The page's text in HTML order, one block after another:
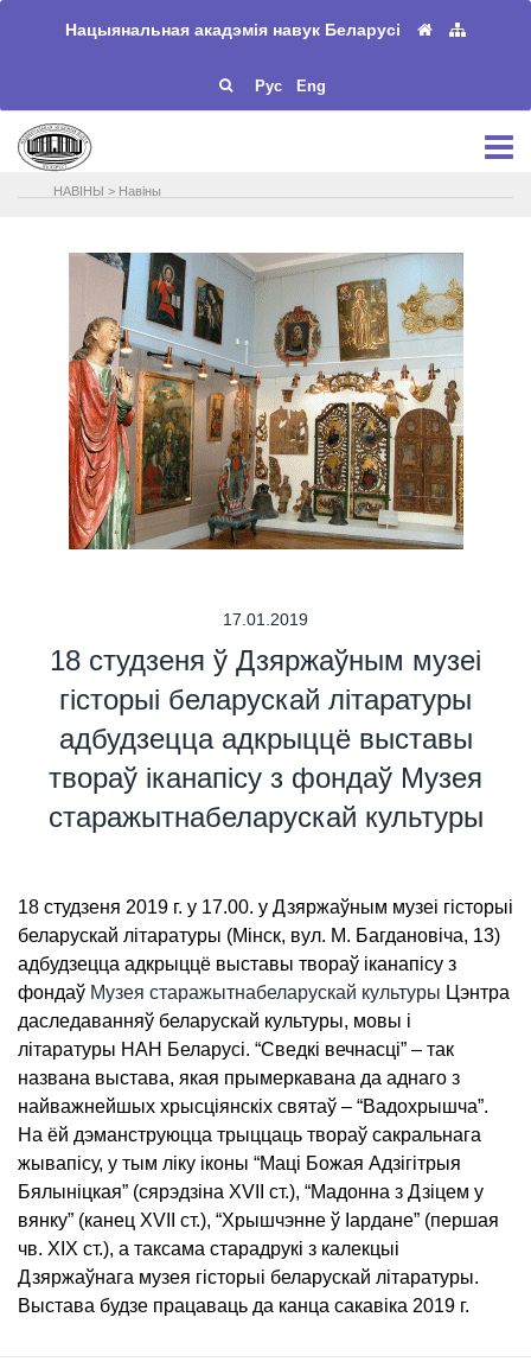
Нацыянальная акадэмія навук Беларусі
Рус Eng
НАВIНЫ > Навіны
17.01.2019
18 студзеня ў Дзяржаўным музеі
гісторыі беларускай літаратуры
адбудзецца адкрыццё выставы
твораў іканапісу з фондаў Музея
старажытнабеларускай культуры
18 студзеня 2019 г. у 17.00. у Дзяржаўным музеі гісторыі
беларускай літаратуры (Мінск, вул. М. Багдановіча, 13)
адбудзецца адкрыццё выставы твораў іканапісу з
фондаў Музея старажытнабеларускай культуры Цэнтра
даследаванняў беларускай культуры, мовы і
літаратуры НАН Беларусі. “Сведкі вечнасці” – так
названа выстава, якая прымеркавана да аднаго з
найважнейшых хрысціянскіх святаў – “Вадохрышча”.
На ёй дэманструюцца трыццаць твораў сакральнага
жывапісу, у тым ліку іконы “Маці Божая Адзігітрыя
Бялыніцкая” (сярэдзіна XVII ст.), “Мадонна з Дзіцем у
вянку” (канец XVII ст.), “Хрышчэнне ў Іардане” (першая
чв. XIX ст.), а таксама старадрукі з калекцыі
Дзяржаўнага музея гісторыі беларускай літаратуры.
Выстава будзе працаваць да канца сакавіка 2019 г.